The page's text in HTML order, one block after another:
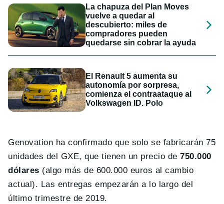
La chapuza del Plan Moves
vuelve a quedar al
descubierto: miles de
compradores pueden
quedarse sin cobrar la ayuda
El Renault 5 aumenta su
autonomía por sorpresa,
comienza el contraataque al
Volkswagen ID. Polo
Genovation ha confirmado que solo se fabricarán 75
unidades del GXE, que tienen un precio de 750.000
dólares (algo más de 600.000 euros al cambio
actual). Las entregas empezarán a lo largo del
último trimestre de 2019.